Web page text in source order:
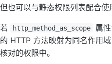
但也可以与静态权限列表配合使
若 http_method_as_scope 属
的 HTTP 方法映射为同名作用
核对的权限中。